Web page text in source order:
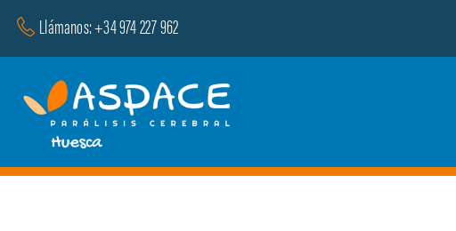
Saltar
Llámanos: +34 974 227 962